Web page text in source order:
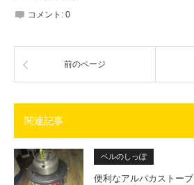
コメント: 0
前のページ
関連記事
ベルのしっぽ
便利なアルパカストーブ